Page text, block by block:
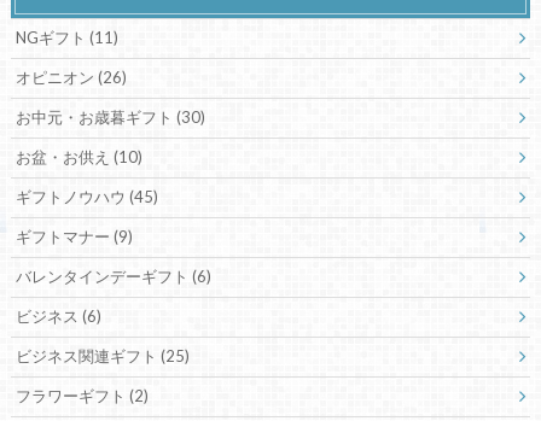
NGギフト (11)
オピニオン (26)
お中元・お歳暮ギフト (30)
お盆・お供え (10)
ギフトノウハウ (45)
ギフトマナー (9)
バレンタインデーギフト (6)
ビジネス (6)
ビジネス関連ギフト (25)
フラワーギフト (2)